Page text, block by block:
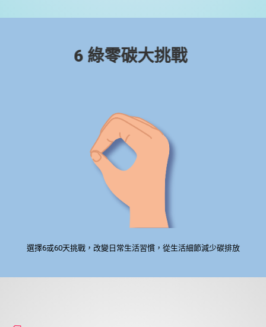
6 綠零碳大挑戰
選擇6或60天挑戰，改變日常生活習慣，從生活細節減少碳排放